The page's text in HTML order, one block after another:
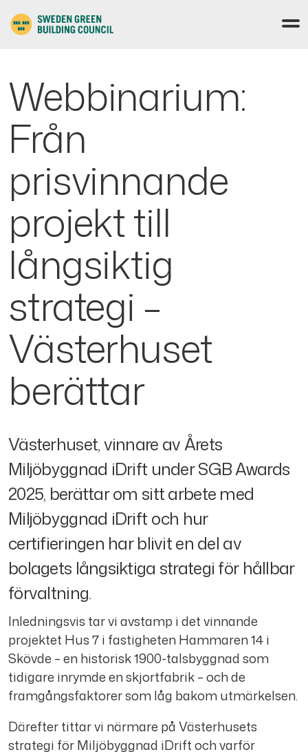
Webbinarium:
Från
prisvinnande
projekt till
långsiktig
strategi –
Västerhuset
berättar
Västerhuset, vinnare av Årets
Miljöbyggnad iDrift under SGB Awards
2025, berättar om sitt arbete med
Miljöbyggnad iDrift och hur
certifieringen har blivit en del av
bolagets långsiktiga strategi för hållbar
förvaltning.
Inledningsvis tar vi avstamp i det vinnande
projektet Hus 7 i fastigheten Hammaren 14 i
Skövde – en historisk 1900-talsbyggnad som
tidigare inrymde en skjortfabrik – och de
framgångsfaktorer som låg bakom utmärkelsen.
Därefter tittar vi närmare på Västerhusets
strategi för Miljöbyggnad iDrift och varför